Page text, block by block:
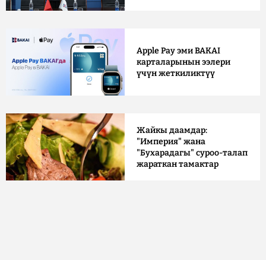
Apple Pay эми BAKAI
карталарынын ээлери
үчүн жеткиликтүү
Жайкы даамдар:
"Империя" жана
"Бухарадагы" суроо-талап
жараткан тамактар